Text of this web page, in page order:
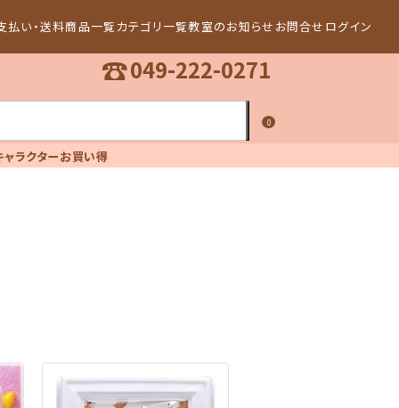
払い・送料商品一覧 カテゴリ一覧教室のお知らせ お問合せ ログイン
☎049-222-0271
0
ャラクターお買い得